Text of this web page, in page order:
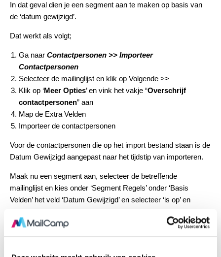
In dat geval dien je een segment aan te maken op basis van
de ‘datum gewijzigd’.
Dat werkt als volgt;
Ga naar Contactpersonen >> Importeer
Contactpersonen
Selecteer de mailinglijst en klik op Volgende >>
Klik op ‘Meer Opties’ en vink het vakje “Overschrijf
contactpersonen” aan
Map de Extra Velden
Importeer de contactpersonen
Voor de contactpersonen die op het import bestand staan is de
Datum Gewijzigd aangepast naar het tijdstip van importeren.
Maak nu een segment aan, selecteer de betreffende
mailinglijst en kies onder ‘Segment Regels’ onder ‘Basis
Velden’ het veld ‘Datum Gewijzigd’ en selecteer ‘is op’ en
vervolgens de dag van het tijdstip van importeren. Er is nu een
selectie gemaakt van iedereen die bij de importeert is
geupdate en dat is precies de groep mensen die nu gemaild